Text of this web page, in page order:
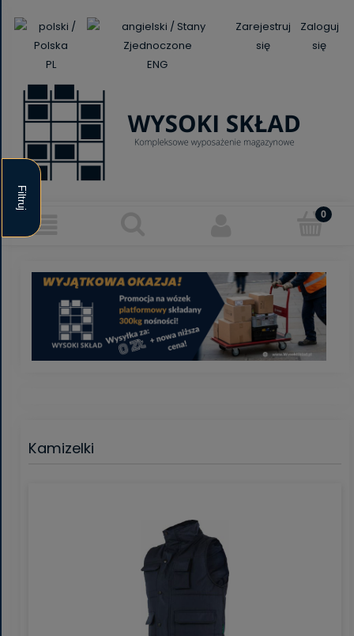
PL ENG
Zarejestruj
się
Zaloguj
się
Filtruj
Kamizelki